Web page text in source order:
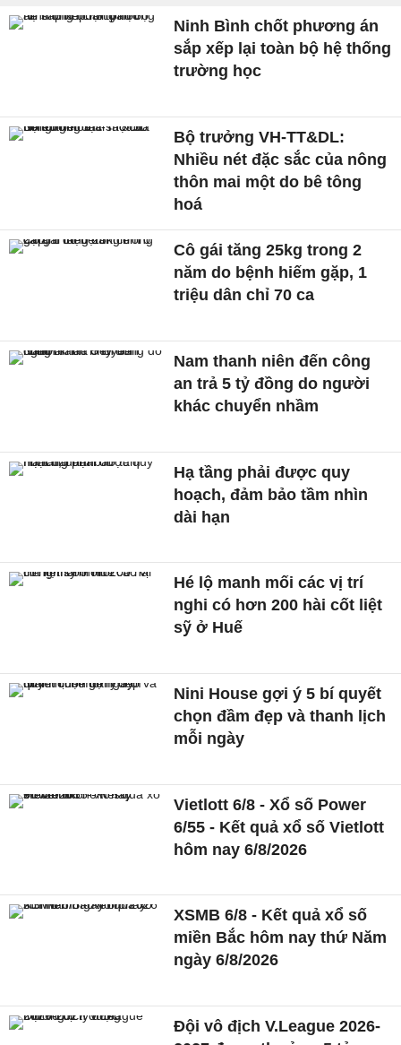
Ninh Bình chốt phương án
sắp xếp lại toàn bộ hệ thống
trường học
Bộ trưởng VH-TT&DL:
Nhiều nét đặc sắc của nông
thôn mai một do bê tông
hoá
Cô gái tăng 25kg trong 2
năm do bệnh hiếm gặp, 1
triệu dân chỉ 70 ca
Nam thanh niên đến công
an trả 5 tỷ đồng do người
khác chuyển nhầm
Hạ tầng phải được quy
hoạch, đảm bảo tầm nhìn
dài hạn
Hé lộ manh mối các vị trí
nghi có hơn 200 hài cốt liệt
sỹ ở Huế
Nini House gợi ý 5 bí quyết
chọn đầm đẹp và thanh lịch
mỗi ngày
Vietlott 6/8 - Xổ số Power
6/55 - Kết quả xổ số Vietlott
hôm nay 6/8/2026
XSMB 6/8 - Kết quả xổ số
miền Bắc hôm nay thứ Năm
ngày 6/8/2026
Đội vô địch V.League 2026-